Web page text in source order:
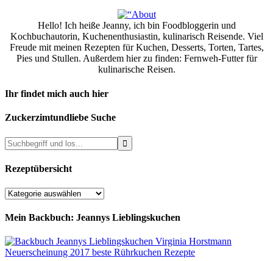
Hello! Ich heiße Jeanny, ich bin Foodbloggerin und
Kochbuchautorin, Kuchenenthusiastin, kulinarisch Reisende. Viel
Freude mit meinen Rezepten für Kuchen, Desserts, Torten, Tartes,
Pies und Stullen. Außerdem hier zu finden: Fernweh-Futter für
kulinarische Reisen.
Ihr findet mich auch hier
Zuckerzimtundliebe Suche
Rezeptübersicht
Rezeptübersicht
Mein Backbuch: Jeannys Lieblingskuchen